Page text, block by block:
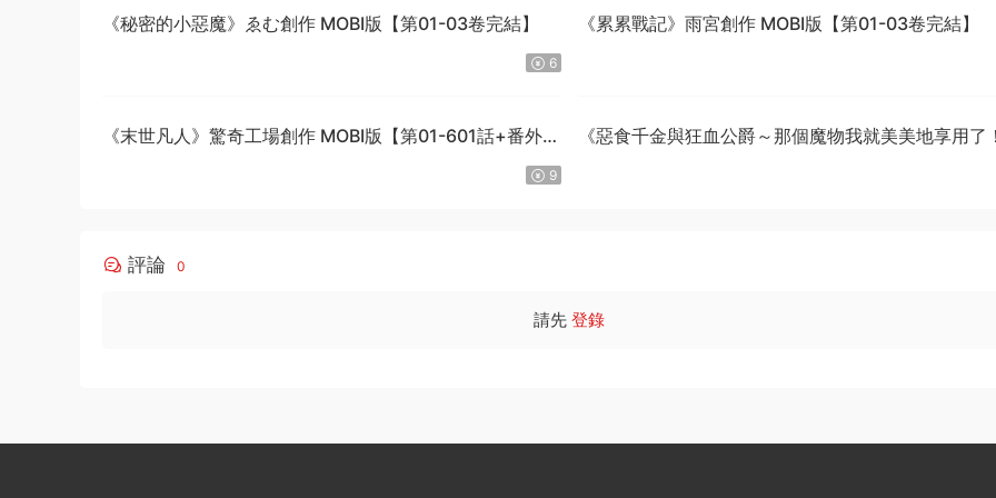
《秘密的小惡魔》ゑむ創作 MOBI版【第01-03卷完結】
6
《累累戰記》雨宮創作 MOBI版【第01-03卷完結】
《末世凡人》驚奇工場創作 MOBI版【第01-601話+番外完
9
《惡食千金與狂血公爵～那個魔物我就美美地享用了
評論 0
請先 登錄